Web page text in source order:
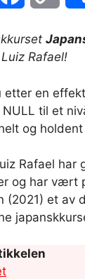
c
b
o
k
p
L
n
k
Rafael!
etter en
til et
og
Rafael har
og har vært
(2021) et av